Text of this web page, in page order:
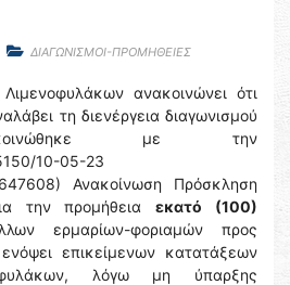
ΔΙΑΓΩΝΙΣΜΟΙ-ΠΡΟΜΗΘΕΙΕΣ
ανακοινώνει ότι
τη διενέργεια διαγωνισμού
με την
10-05-23
Ανακοίνωση Πρόσκληση
την προμήθειαεκατό (100)
ερμαρίων-φοριαμών προς
επικείμενων κατατάξεων
λόγω μη ύπαρξης